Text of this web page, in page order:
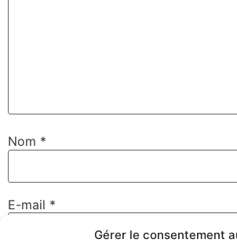
Gérer le consentement
Nom *
E-mail *